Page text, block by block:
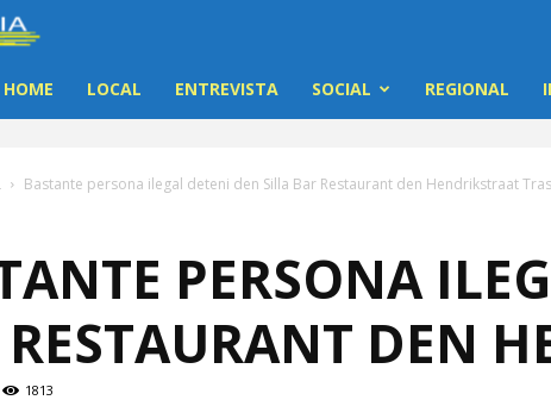
Dia
Noticia
di
Aruba
HOME LOCAL ENTREVISTA SOCIAL REGIONAL
Bastante persona ilegal deteni den Silla Bar Restaurant den Hendrikstraat
PERSONA
DEN
1813